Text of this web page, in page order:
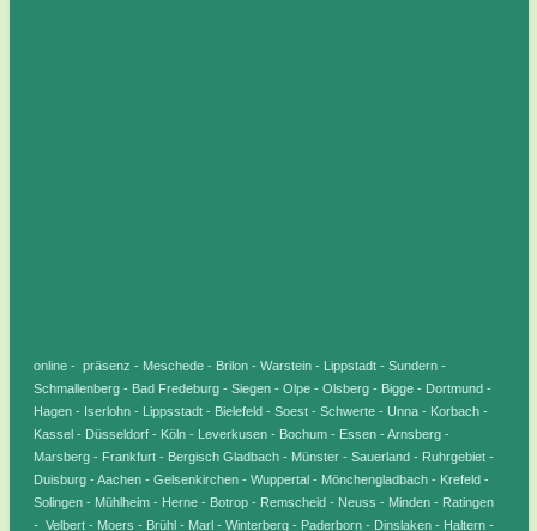
online - präsenz - Meschede - Brilon - Warstein - Lippstadt - Sundern -
Schmallenberg - Bad Fredeburg - Siegen - Olpe - Olsberg - Bigge - Dortmund -
Hagen - Iserlohn - Lippsstadt - Bielefeld - Soest - Schwerte - Unna - Korbach -
Kassel - Düsseldorf - Köln - Leverkusen - Bochum - Essen - Arnsberg -
Marsberg - Frankfurt - Bergisch Gladbach - Münster - Sauerland - Ruhrgebiet -
Duisburg - Aachen - Gelsenkirchen - Wuppertal - Mönchengladbach - Krefeld -
Solingen - Mühlheim - Herne - Botrop - Remscheid - Neuss - Minden - Ratingen
- Velbert - Moers - Brühl - Marl - Winterberg - Paderborn - Dinslaken - Haltern -